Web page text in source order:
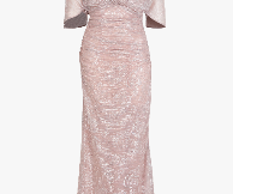
الملابس الرياضية النسائية
تشكيلة الأعراس
حقائب وأحذية متطابقة
هدايا للنساء